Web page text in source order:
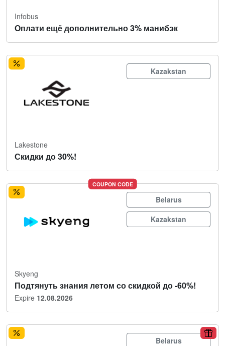
Infobus
Оплати ещё дополнительно 3% манибэк
Kazakstan
Lakestone
Скидки до 30%!
COUPON CODE
Belarus
Kazakstan
Skyeng
Подтянуть знания летом со скидкой до -60%!
Expire 12.08.2026
Belarus